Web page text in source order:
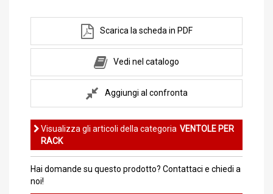
Scarica la scheda in PDF
Vedi nel catalogo
Aggiungi al confronta
Visualizza gli articoli della categoria VENTOLE PER
RACK
Hai domande su questo prodotto? Contattaci e chiedi a
noi!